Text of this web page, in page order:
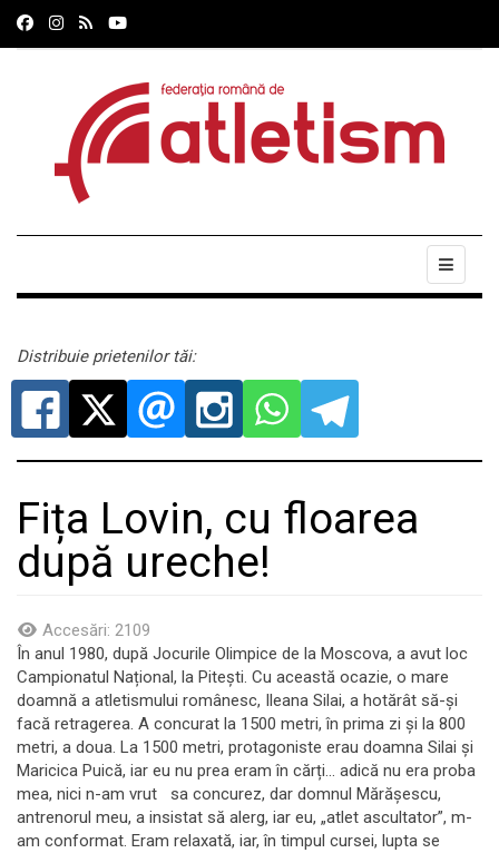
Distribuie prietenilor tăi:
Fița Lovin, cu floarea
după ureche!
Accesări: 2109
În anul 1980, după Jocurile Olimpice de la Moscova, a avut loc
Campionatul Național, la Pitești. Cu această ocazie, o mare
doamnă a atletismului românesc, Ileana Silai, a hotărât să-și
facă retragerea. A concurat la 1500 metri, în prima zi și la 800
metri, a doua. La 1500 metri, protagoniste erau doamna Silai și
Maricica Puică, iar eu nu prea eram în cărți... adică nu era proba
mea, nici n-am vrut sa concurez, dar domnul Mărășescu,
antrenorul meu, a insistat să alerg, iar eu, „atlet ascultator”, m-
am conformat. Eram relaxată, iar, în timpul cursei, lupta se